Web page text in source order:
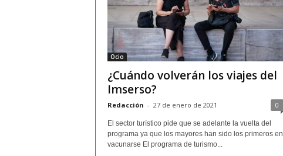
Ocio
¿Cuándo volverán los viajes del
Imserso?
Redacción - 27 de enero de 2021 0
El sector turístico pide que se adelante la vuelta del
programa ya que los mayores han sido los primeros en
vacunarse El programa de turismo...